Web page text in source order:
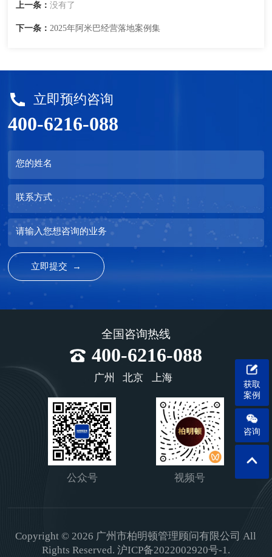
上一条：没有了
下一条：2025年阿米巴经营落地案例集
立即预约咨询
400-6216-088
您的姓名
联系方式
请输入您想咨询的业务
全国咨询热线
400-6216-088
广州 北京 上海
公众号 视频号
Copyright © 2026 广州市柏明顿管理顾问有限公司 All
Rights Reserved. 沪ICP备2022002920号-1.
获取
案例
咨询